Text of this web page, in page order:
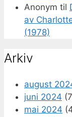
Anonym til
av
(1978)
Arkiv
august
juni 2024
mai 2024